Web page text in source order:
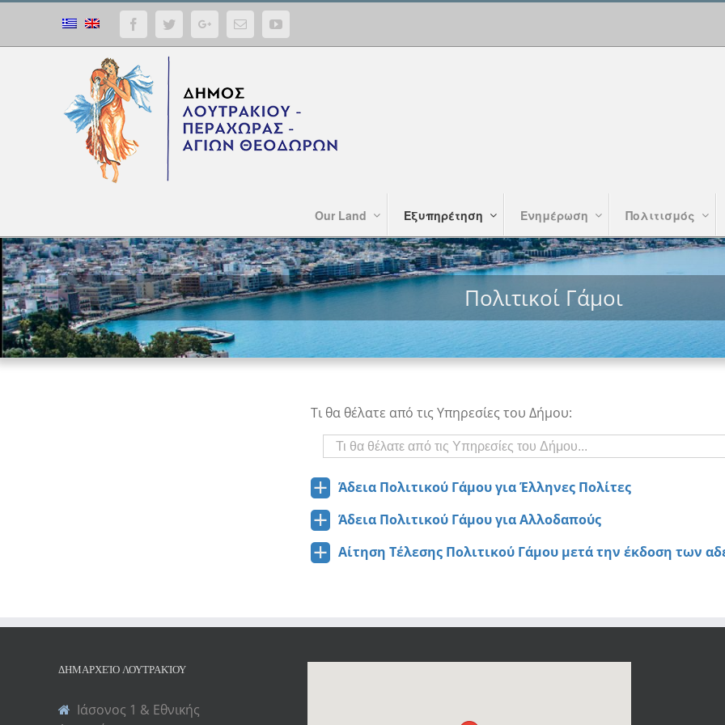
FacebookTwitterGoogle+Email YouTube
Our Land Εξυπηρέτηση Ενημέρωση Πολιτισμός
Πολιτικοί Γάμοι
Τι θα θέλατε από τις Υπηρεσίες του Δήμου:
a Άδεια Πολιτικού Γάμου για Έλληνες Πολίτες
a Άδεια Πολιτικού Γάμου για Αλλοδαπούς
a Αίτηση Τέλεσης Πολιτικού Γάμου μετά την έκδοση των
ΔΗΜΑΡΧΕΊΟ ΛΟΥΤΡΑΚΊΟΥ
Ιάσονος 1 & Εθνικής